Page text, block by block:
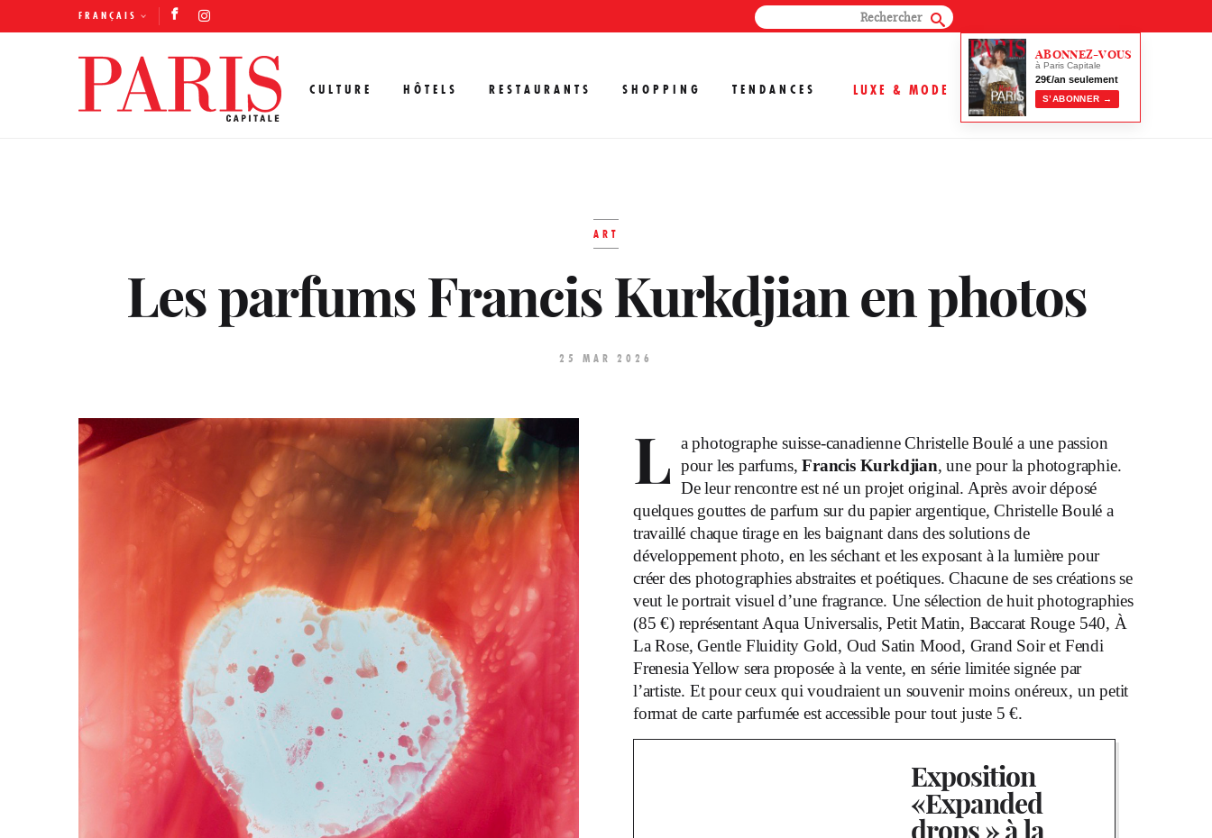
FRANÇAIS
CULTURE HÔTELS RESTAURANTS SHOPPING TENDANCES LUXE & MODE
ABONNEZ-VOUS
à Paris Capitale
29€/an seulement
S’ABONNER →
ART
Les parfums Francis Kurkdjian en photos
25 MAR 2026
L a photographe suisse-canadienne Christelle Boulé a une passion
pour les parfums,Francis Kurkdjian, une pour la photographie.
De leur rencontre est né un projet original. Après avoir déposé
quelques gouttes de parfum sur du papier argentique, Christelle Boulé a
travaillé chaque tirage en les baignant dans des solutions de
développement photo, en les séchant et les exposant à la lumière pour
créer des photographies abstraites et poétiques. Chacune de ses créations se
veut le portrait visuel d’une fragrance. Une sélection de huit photographies
(85 €) représentant Aqua Universalis, Petit Matin, Baccarat Rouge 540, À
La Rose, Gentle Fluidity Gold, Oud Satin Mood, Grand Soir et Fendi
Frenesia Yellow sera proposée à la vente, en série limitée signée par
l’artiste. Et pour ceux qui voudraient un souvenir moins onéreux, un petit
format de carte parfumée est accessible pour tout juste 5 €.
Exposition
«Expanded
drops » à la